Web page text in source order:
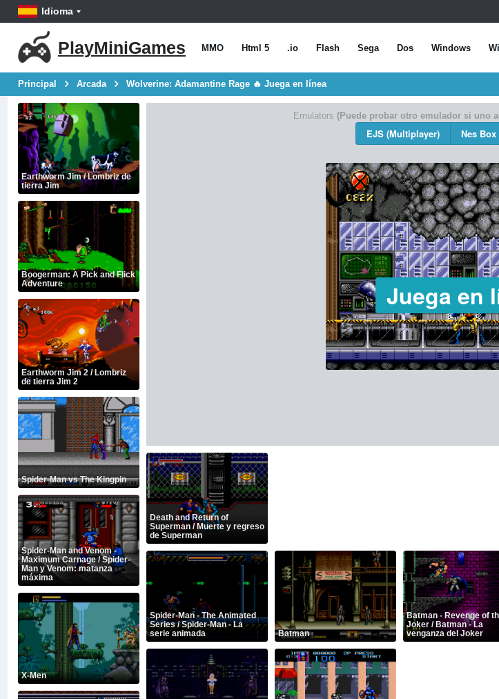
Idioma
PlayMiniGames MMO Html 5 .io Flash Sega Dos Windows
Principal Arcada Wolverine: Adamantine Rage 🔥 Juega en línea
Earthworm Jim / Lombriz de
tierra Jim
Boogerman: A Pick and Flick
Adventure
Earthworm Jim 2 / Lombriz
de tierra Jim 2
Spider-Man vs The Kingpin
Spider-Man and Venom -
Maximum Carnage / Spider-
Man y Venom: matanza
máxima
X-Men
Emulators (Puede probar otro emulador si uno
EJS (Multiplayer) Nes Box
Juega en
Death and Return of
Superman / Muerte y regreso
de Superman
Spider-Man - The Animated
Series / Spider-Man - La
serie animada
Batman
Batman - Revenge of
Joker / Batman - La
venganza del Joker